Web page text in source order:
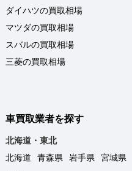
ダイハツの買取相場
マツダの買取相場
スバルの買取相場
三菱の買取相場
車買取業者を探す
北海道・東北
北海道
青森県 岩手県 宮城県